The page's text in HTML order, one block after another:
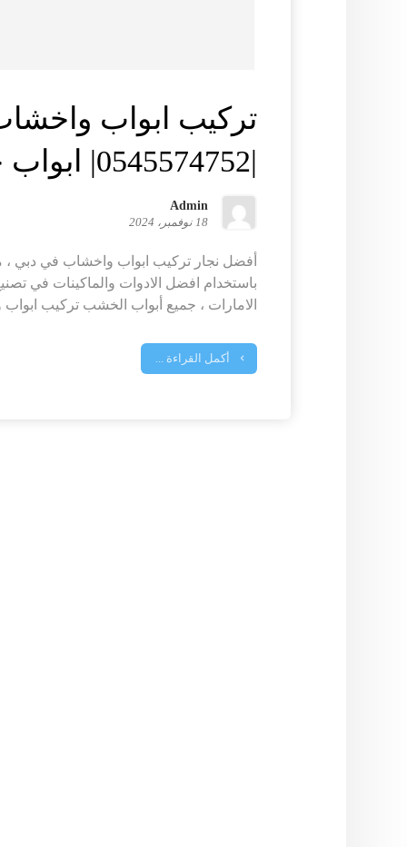
تركيب ابواب
Admin
18 نوفمبر، 2024
أفضل نجار تركيب ابواب واخشاب في دبي ،
باستخدام افضل الادوات والماكينات في
الامارات ، جميع أبواب الخشب تركيب
أكمل القراءة ...